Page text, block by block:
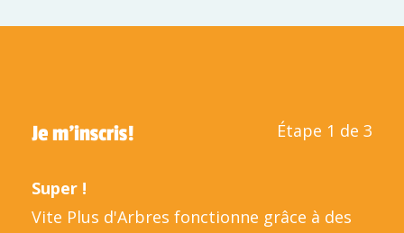
Je m'inscris! Étape 1 de 3
Super !
Vite Plus d'Arbres fonctionne grâce à des